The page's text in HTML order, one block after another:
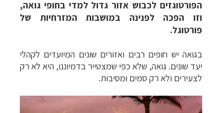
הפורטוגזים לכבוש אזור גדול למדי בחופי גואה,
וזו הפכה לפנינה במושבות המזרחיות של
פורטוגל.
בגואה יש חופים רבים ואזורים שונים המיועדים לקהלי
יעד שונים. גואה, שלא כפי שמצטייר בדמיוננו, היא לא רק
לצעירים ולא רק סמים ומסיבות.